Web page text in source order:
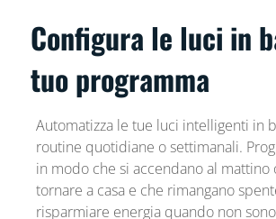
Configura le luci in
tuo programma
Automatizza le tue luci intelligenti in
routine quotidiane o settimanali.
in modo che si accendano al mattino
tornare a casa e che rimangano
risparmiare energia quando non